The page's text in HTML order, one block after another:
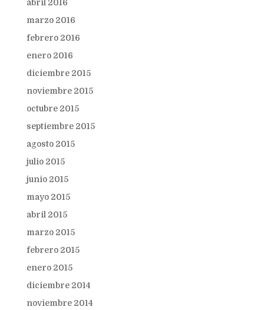
abril 2016
marzo 2016
febrero 2016
enero 2016
diciembre 2015
noviembre 2015
octubre 2015
septiembre 2015
agosto 2015
julio 2015
junio 2015
mayo 2015
abril 2015
marzo 2015
febrero 2015
enero 2015
diciembre 2014
noviembre 2014